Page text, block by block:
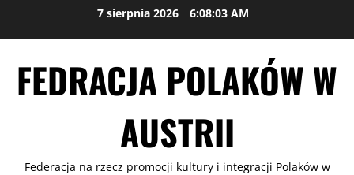
7 sierpnia 2026 6:08:03 AM
FEDRACJA POLAKÓW W
AUSTRII
Federacja na rzecz promocji kultury i integracji Polaków w